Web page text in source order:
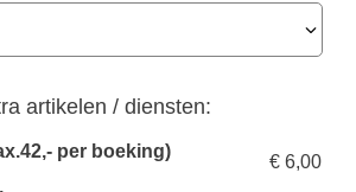
artikelen / diensten:
per boeking)
€ 6,00